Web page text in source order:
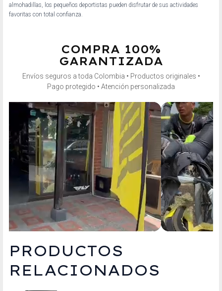
almohadillas, los pequeños deportistas pueden disfrutar de sus actividades
favoritas con total confianza.
COMPRA 100%
GARANTIZADA
Envíos seguros a toda Colombia • Productos originales •
Pago protegido • Atención personalizada
PRODUCTOS
RELACIONADOS